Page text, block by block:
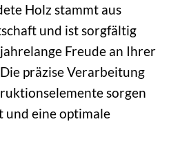
Holz stammt aus
und ist sorgfältig
Freude an Ihrer
präzise Verarbeitung
sorgen
und eine optimale